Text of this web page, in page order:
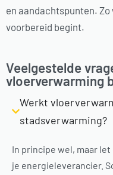
en aandachtspunten. Zo
voorbereid begint.
Veelgestelde
vloerverwarming
Werkt
stadsverwarming?
In principe wel, maar
je energieleverancier.